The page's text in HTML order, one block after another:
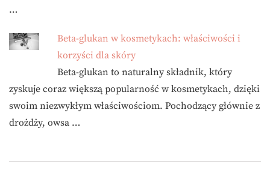
…
Beta-glukan w kosmetykach: właściwości i
korzyści dla skóry
Beta-glukan to naturalny składnik, który
zyskuje coraz większą popularność w kosmetykach, dzięki
swoim niezwykłym właściwościom. Pochodzący głównie z
drożdży, owsa …